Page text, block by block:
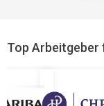
Top Arbeitgeber